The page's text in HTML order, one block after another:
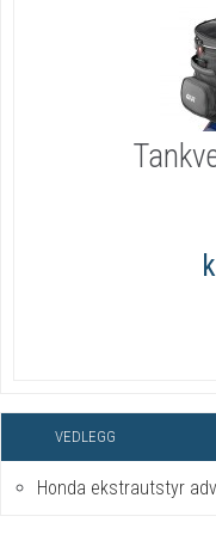
VEDLEGG
Honda ekstrautstyr